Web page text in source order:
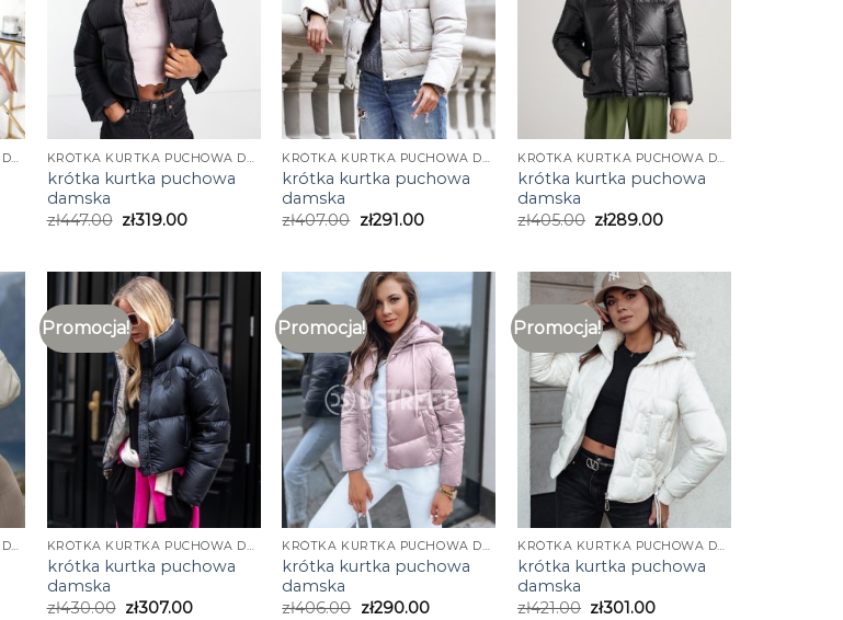
KRÓTKA KURTKA PUCHOWA DAMSKA KRÓTKA KURTKA PUCHOWA DAMSKA
krótka kurtka puchowa
damska
zł447.00 zł319.00
KRÓTKA KURTKA PUCHOWA DAMSKA
krótka kurtka puchowa
damska
zł407.00 zł291.00
KRÓTKA KURTKA PUCHOWA DAMSKA
krótka kurtka puchowa
damska
zł405.00 zł289.00
KRÓTKA KURTKA PUCHOWA DAMSKA
Promocja!
KRÓTKA KURTKA PUCHOWA DAMSKA
krótka kurtka puchowa
damska
zł430.00 zł307.00
Promocja!
KRÓTKA KURTKA PUCHOWA DAMSKA
krótka kurtka puchowa
damska
zł406.00 zł290.00
Promocja!
KRÓTKA KURTKA PUCHOWA DAMSKA
krótka kurtka puchowa
damska
zł421.00 zł301.00